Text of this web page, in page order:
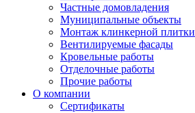
Частные домовладения
Муниципальные объекты
Монтаж клинкерной плитки
Вентилируемые фасады
Кровельные работы
Отделочные работы
Прочие работы
О компании
Сертификаты